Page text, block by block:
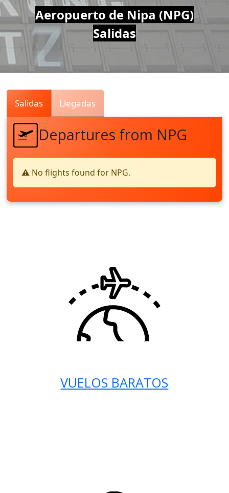
Air
Traffic
Live
Aeropuerto de Nipa (NPG)
Salidas
Salidas Llegadas
Departures from NPG
⚠️ No flights found for NPG.
VUELOS BARATOS